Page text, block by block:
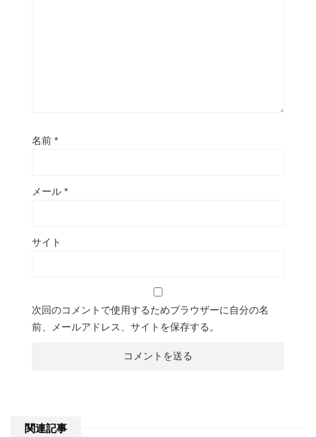
名前 *
メール *
サイト
次回のコメントで使用するためブラウザーに自分の名
前、メールアドレス、サイトを保存する。
関連記事